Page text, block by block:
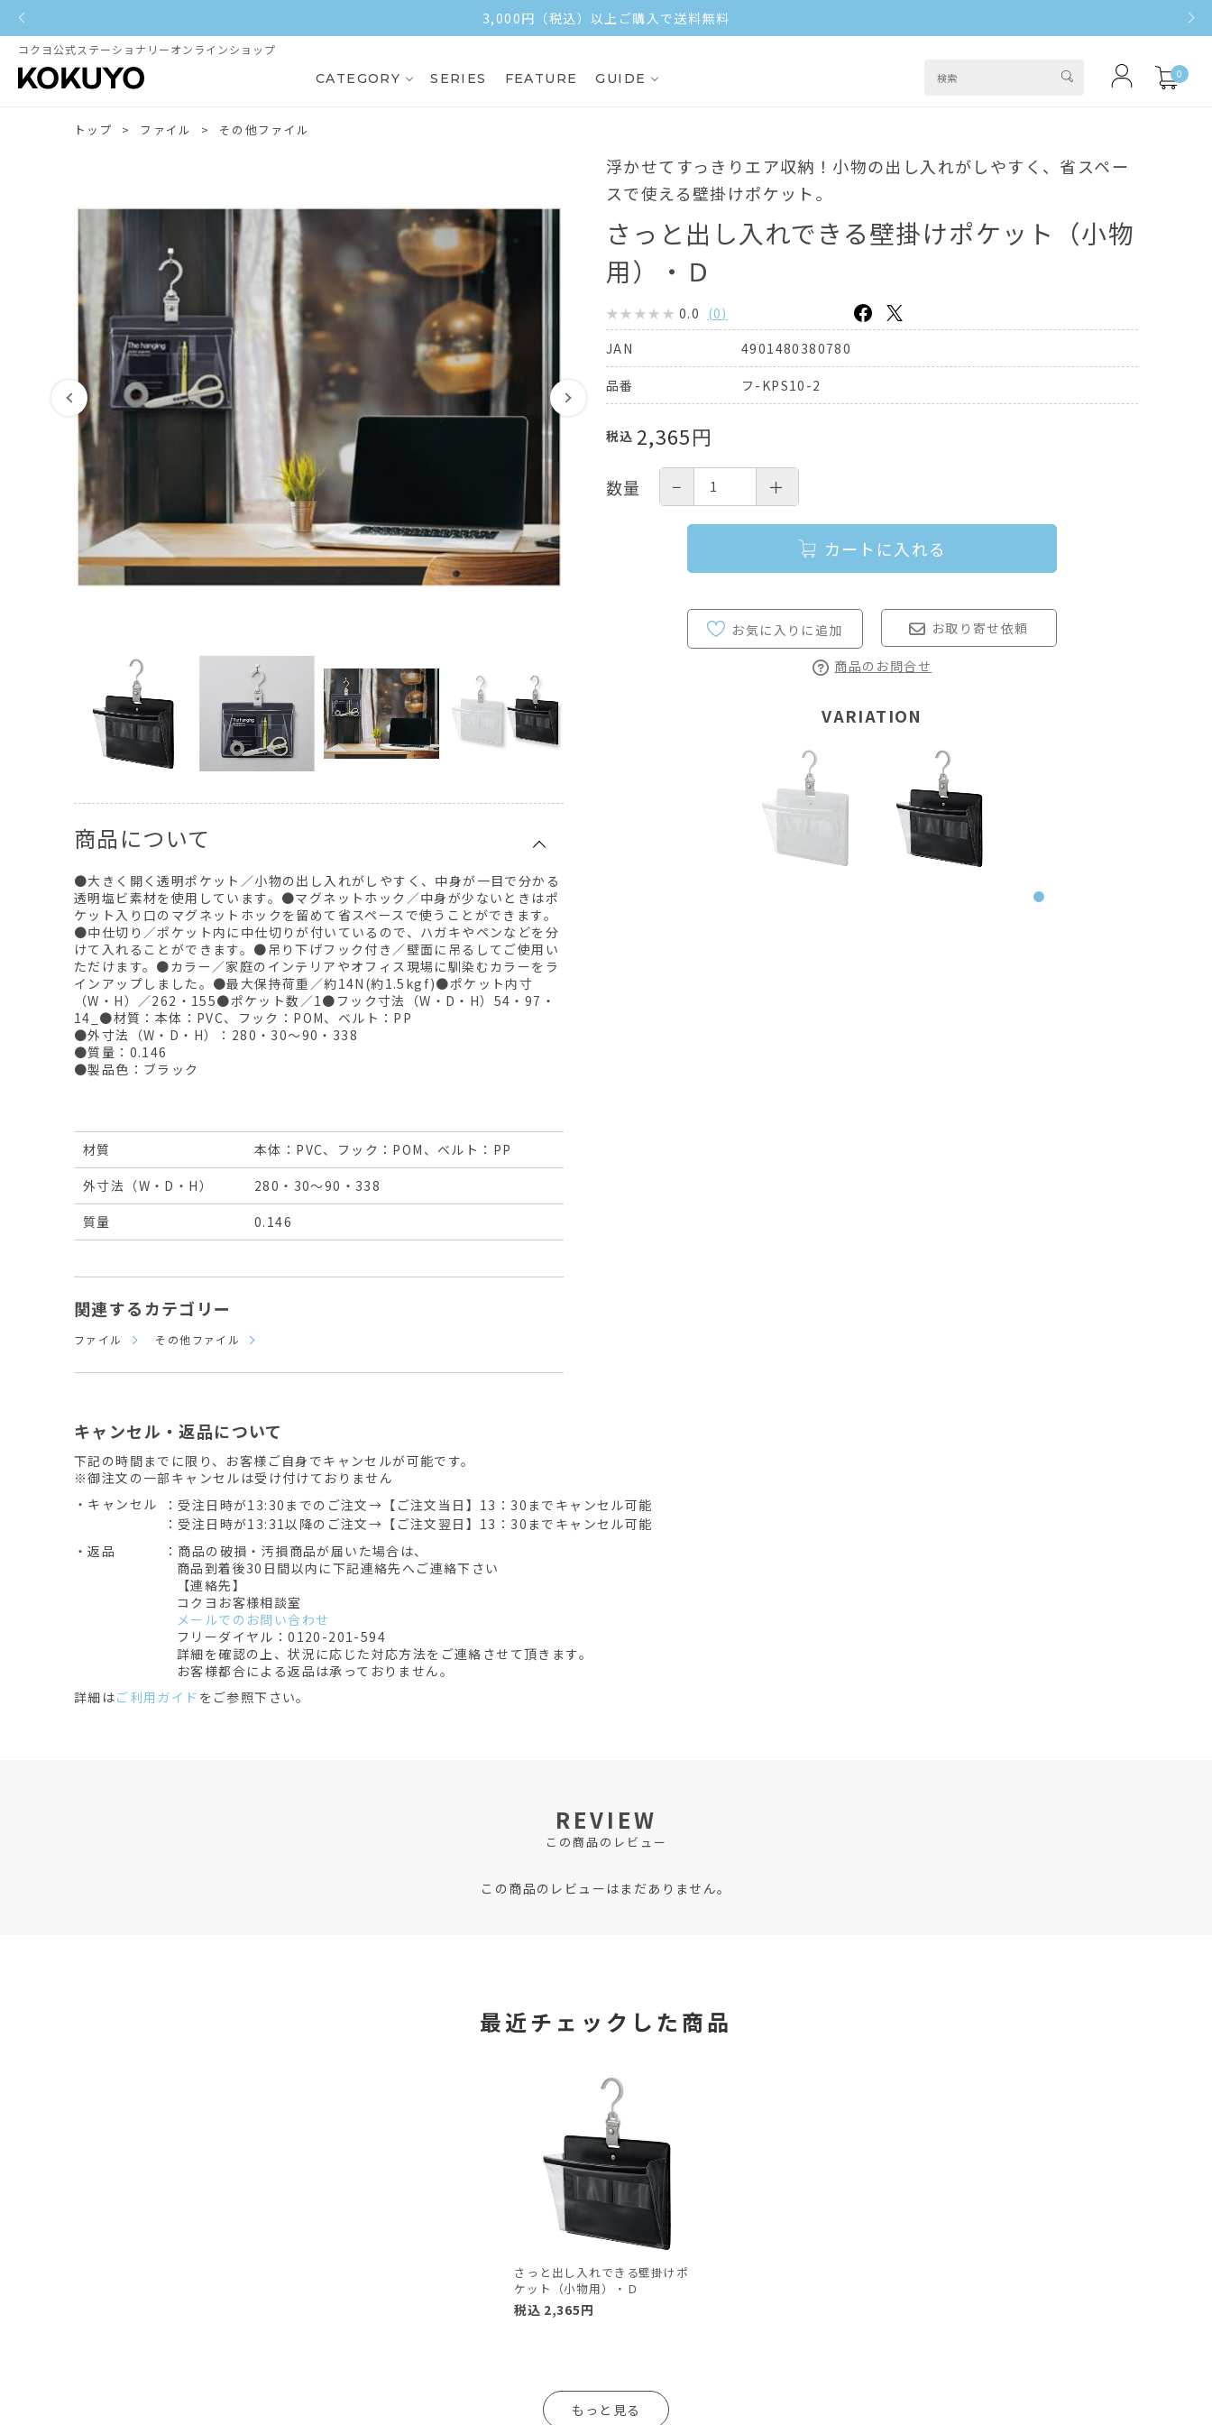
3,000円（税込）以上ご購入で送料無料
コクヨ公式ステーショナリーオンラインショップ
CATEGORY SERIES FEATURE GUIDE 0
トップ ファイル その他ファイル
商品について
●大きく開く透明ポケット／小物の出し入れがしやすく、中身が一目で分かる
透明塩ビ素材を使用しています。●マグネットホック／中身が少ないときはポ
ケット入り口のマグネットホックを留めて省スペースで使うことができます。
●中仕切り／ポケット内に中仕切りが付いているので、ハガキやペンなどを分
けて入れることができます。●吊り下げフック付き／壁面に吊るしてご使用い
ただけます。●カラー／家庭のインテリアやオフィス現場に馴染むカラーをラ
インアップしました。●最大保持荷重／約14N(約1.5kgf)●ポケット内寸
（W・H）／262・155●ポケット数／1●フック寸法（W・D・H）54・97・
14_●材質：本体：PVC、フック：POM、ベルト：PP
●外寸法（W・D・H）：280・30～90・338
●質量：0.146
●製品色：ブラック
材質
本体：PVC、フック：POM、ベルト：PP
外寸法（W・D・H）
280・30～90・338
質量
0.146
関連するカテゴリー
ファイル その他ファイル
浮かせてすっきりエア収納！小物の出し入れがしやすく、省スペー
スで使える壁掛けポケット。
さっと出し入れできる壁掛けポケット（小物
用）・Ｄ
0.0 (0)
JAN
4901480380780
品番 フ-KPS10-2
税込 2,365円
数量 − ＋
カートに入れる
お取り寄せ依頼
商品のお問合せ
VARIATION
キャンセル・返品について
下記の時間までに限り、お客様ご自身でキャンセルが可能です。
※御注文の一部キャンセルは受け付けておりません
・キャンセル
：受注日時が13:30までのご注文→【ご注文当日】13：30までキャンセル可能
：受注日時が13:31以降のご注文→【ご注文翌日】13：30までキャンセル可能
・返品
：商品の破損・汚損商品が届いた場合は、
商品到着後30日間以内に下記連絡先へご連絡下さい
【連絡先】
コクヨお客様相談室
メールでのお問い合わせ
フリーダイヤル：0120-201-594
詳細を確認の上、状況に応じた対応方法をご連絡させて頂きます。
お客様都合による返品は承っておりません。
詳細はご利用ガイド をご参照下さい。
REVIEW
この商品のレビュー
この商品のレビューはまだありません。
最近チェックした商品
さっと出し入れできる壁掛けポ
ケット（小物用）・Ｄ
税込 2,365円
もっと見る